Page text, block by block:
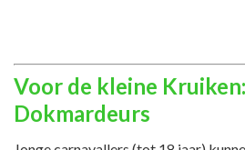
Voor de kleine
Dokmardeurs